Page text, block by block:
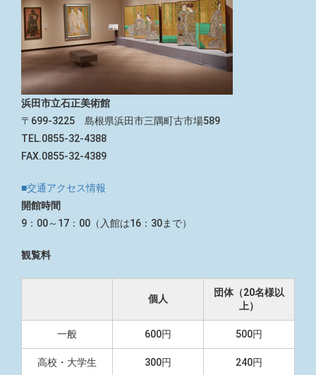
浜田市立石正美術館
〒699-3225 島根県浜田市三隅町古市場589
TEL.0855-32-4388
FAX.0855-32-4389
■交通アクセス情報
開館時間
9：00～17：00（入館は16：30まで）
観覧料
個人
団体（20名様以
上）
一般 600円 500円
高校・大学生 300円 240円